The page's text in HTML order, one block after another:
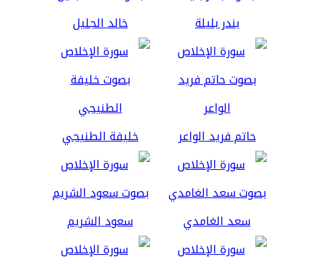
بندر بليلة خالد الجليل
حاتم فريد الواعر خليفة الطنيجي
سعد الغامدي سعود الشريم